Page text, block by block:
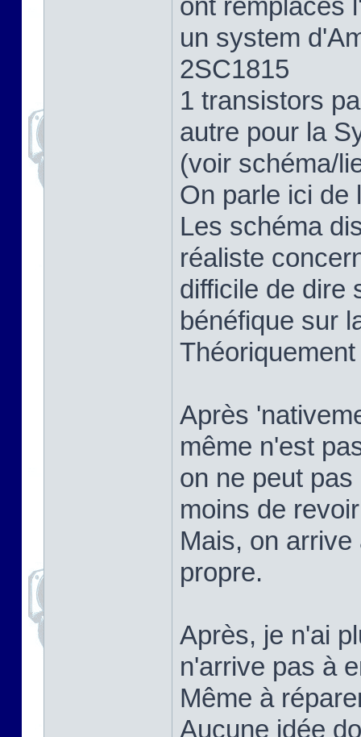
ont remplacés
un system
2SC1815
1 transistors
autre pour la
(voir schéma/
On parle ici de
Les schéma
réaliste
difficile de dire
bénéfique sur
Après
même n'est
on ne peut
moins de
Mais, on
propre.
Après, je n'ai
n'arrive pas à
Même à
Aucune idée